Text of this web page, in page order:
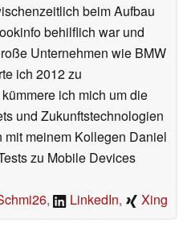
beim Aufbau
behilflich war und
Unternehmen wie BMW
ich 2012 zu
ich mich um die
und Zukunftstechnologien
meinem Kollegen Daniel
zu Mobile Devices
, LinkedIn, Xing